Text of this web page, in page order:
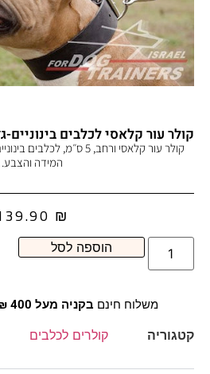
קולר עור קלאסי לכלבים בינוניים-
קולר עור קלאסי ורחב, 5
המידה והצבע.
₪
הוספה לסל
משלוח חינם בקניה מעל 400 ₪ (לא כולל ריהוט )
קטגוריה קולרים לכלבים